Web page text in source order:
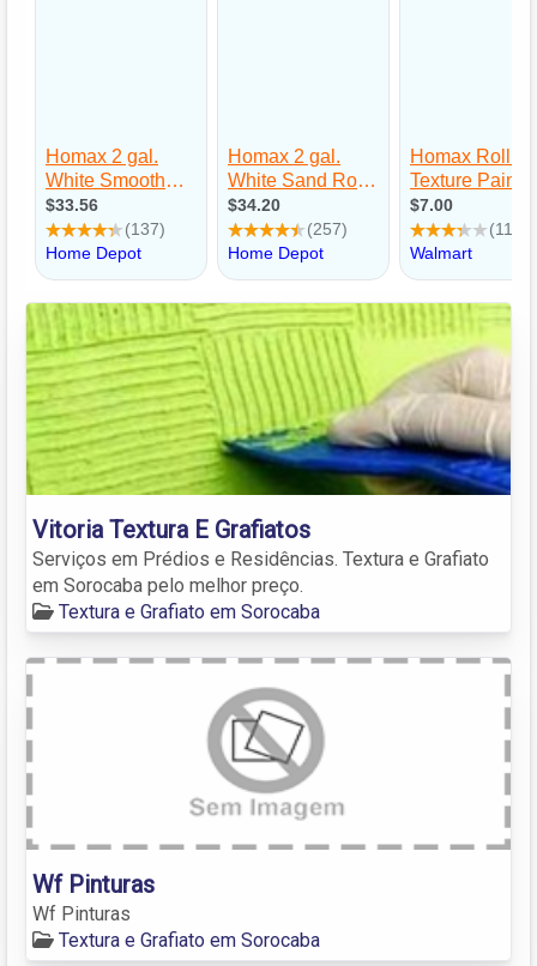
Vitoria Textura E Grafiatos
Serviços em Prédios e Residências. Textura e Grafiato
em Sorocaba pelo melhor preço.
Textura e Grafiato em Sorocaba
Wf Pinturas
Wf Pinturas
Textura e Grafiato em Sorocaba